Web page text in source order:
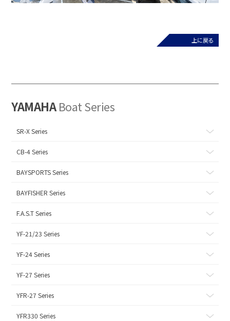
上に戻る
YAMAHABoat Series
SR-X Series
CB-4 Series
BAYSPORTS Series
BAYFISHER Series
F.A.S.T Series
YF-21/23 Series
YF-24 Series
YF-27 Series
YFR-27 Series
YFR330 Series